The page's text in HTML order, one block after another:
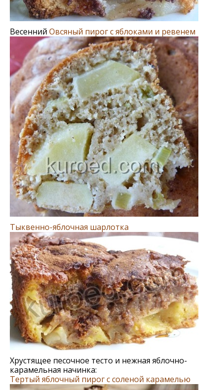
Весенний Овсяный пирог с яблоками и ревенем
Тыквенно-яблочная шарлотка
Хрустящее песочное тесто и нежная яблочно-
карамельная начинка:
Тертый яблочный пирог с соленой карамелью